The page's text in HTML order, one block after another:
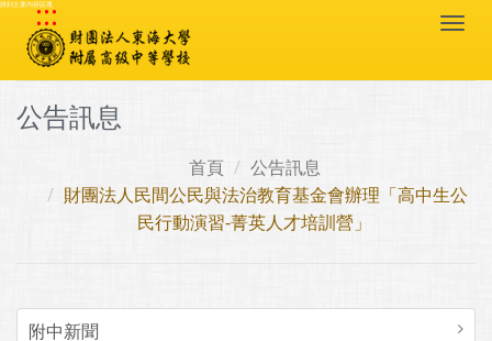
跳到主要內容區塊
:::
公告訊息
首頁
公告訊息
財團法人民間公民與法治教育基金會辦理「高中生公
民行動演習-菁英人才培訓營」
附中新聞